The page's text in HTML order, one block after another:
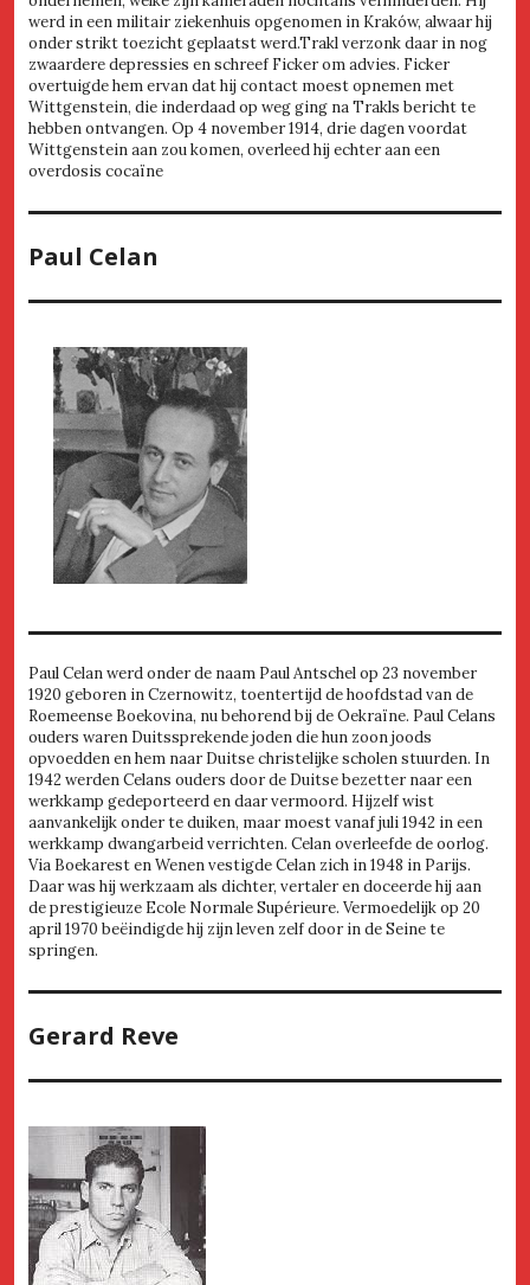
werd in een militair ziekenhuis opgenomen in Kraków, alwaar hij
onder strikt toezicht geplaatst werd.Trakl verzonk daar in nog
zwaardere depressies en schreef Ficker om advies. Ficker
overtuigde hem ervan dat hij contact moest opnemen met
Wittgenstein, die inderdaad op weg ging na Trakls bericht te
hebben ontvangen. Op 4 november 1914, drie dagen voordat
Wittgenstein aan zou komen, overleed hij echter aan een
overdosis cocaïne
Paul Celan
Paul Celan werd onder de naam Paul Antschel op 23 november
1920 geboren in Czernowitz, toentertijd de hoofdstad van de
Roemeense Boekovina, nu behorend bij de Oekraïne. Paul Celans
ouders waren Duitssprekende joden die hun zoon joods
opvoedden en hem naar Duitse christelijke scholen stuurden. In
1942 werden Celans ouders door de Duitse bezetter naar een
werkkamp gedeporteerd en daar vermoord. Hijzelf wist
aanvankelijk onder te duiken, maar moest vanaf juli 1942 in een
werkkamp dwangarbeid verrichten. Celan overleefde de oorlog.
Via Boekarest en Wenen vestigde Celan zich in 1948 in Parijs.
Daar was hij werkzaam als dichter, vertaler en doceerde hij aan
de prestigieuze Ecole Normale Supérieure. Vermoedelijk op 20
april 1970 beëindigde hij zijn leven zelf door in de Seine te
springen.
Gerard Reve